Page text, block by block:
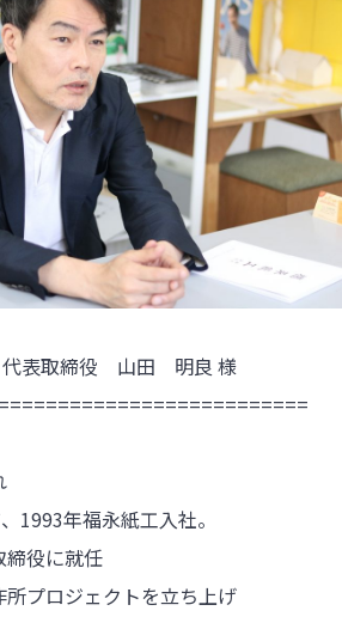
表取締役 山田 明良 様
1993年福永紙工入社。
役に就任
プロジェクトを立ち上げ